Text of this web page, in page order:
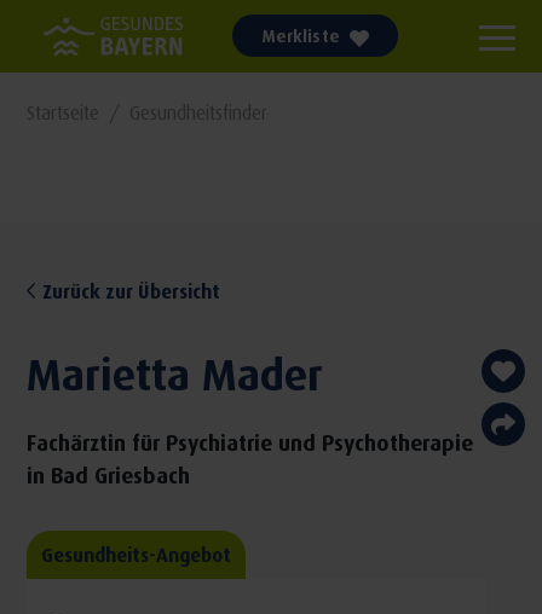
Merkliste
Startseite Gesundheitsfinder
Zurück zur Übersicht
Marietta Mader
Fachärztin für Psychiatrie und Psychotherapie
in Bad Griesbach
Gesundheits-Angebot